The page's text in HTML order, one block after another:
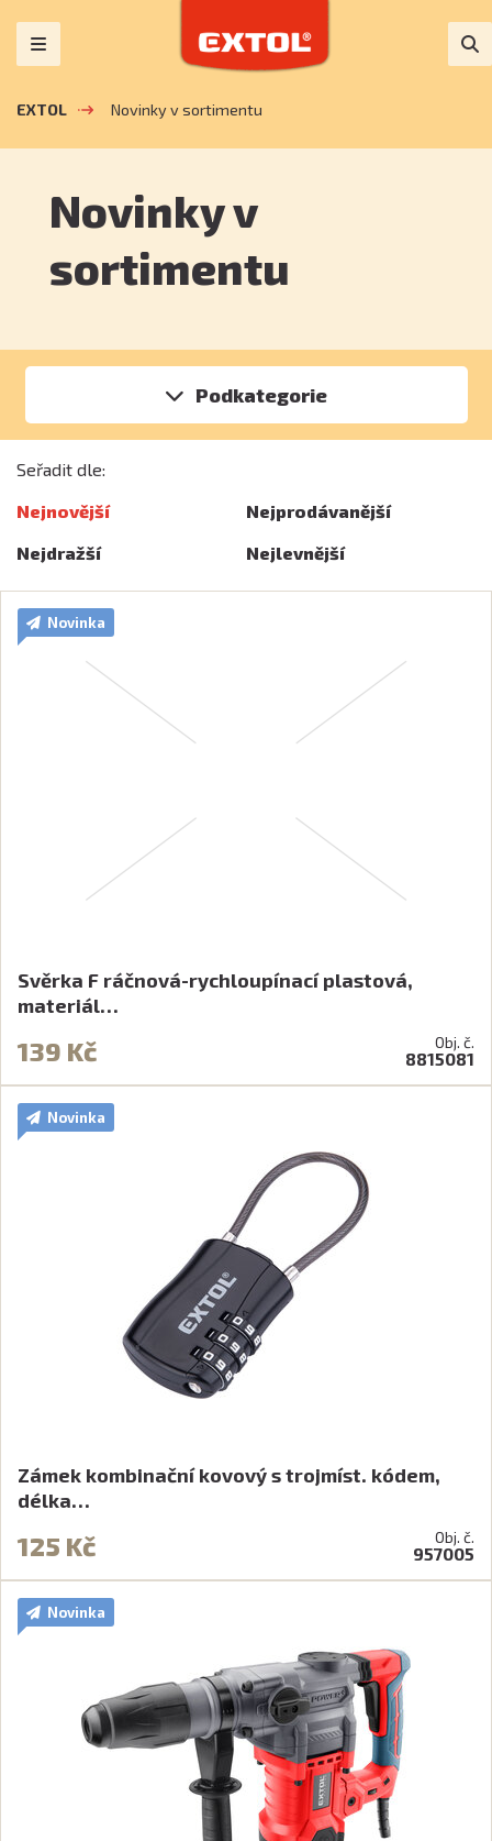
EXTOL Novinky v sortimentu
Novinky v
sortimentu
Podkategorie
Seřadit dle:
Nejnovější
Nejprodávanější
Nejdražší
Nejlevnější
Novinka
Svěrka F ráčnová-rychloupínací plastová,
materiál…
139 Kč Obj. č.
8815081
Novinka
Zámek kombinační kovový s trojmíst. kódem,
délka…
125 Kč Obj. č.
957005
Novinka